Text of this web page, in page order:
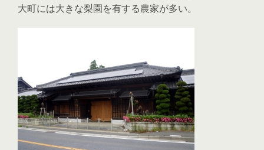
大町には大きな梨園を有する農家が多い。